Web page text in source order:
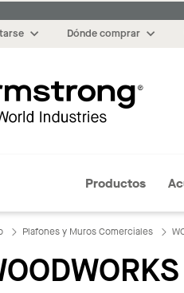
Dónde comprar
Productos
Plafones y Muros Comerciales